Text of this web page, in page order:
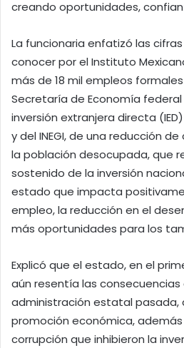
creando oportunidades,
La funcionaria enfatizó las
conocer por el Instituto
más de 18 mil empleos
Secretaría de Economía federal
inversión extranjera directa
y del INEGI, de una reducción
la población desocupada, que
sostenido de la inversión
estado que impacta
empleo, la reducción en el
más oportunidades para los
Explicó que el estado, en el
aún resentía las
administración estatal pasada,
promoción económica,
corrupción que inhibieron la